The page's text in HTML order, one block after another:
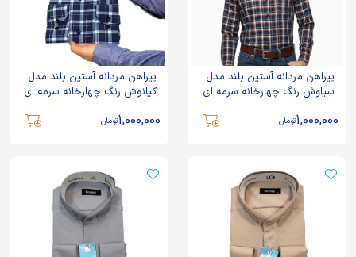
پیراهن مردانه آستین بلند مدل
سیاوش رنگ چهارخانه سرمه ای
1,000,000تومان
پیراهن مردانه آستین بلند مدل
کیانوش رنگ چهارخانه سرمه ای
1,000,000تومان